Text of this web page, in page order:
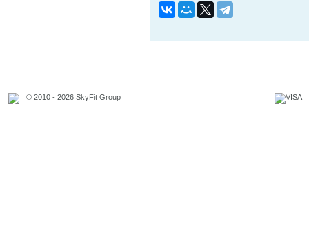
© 2010 - 2026 SkyFit Group